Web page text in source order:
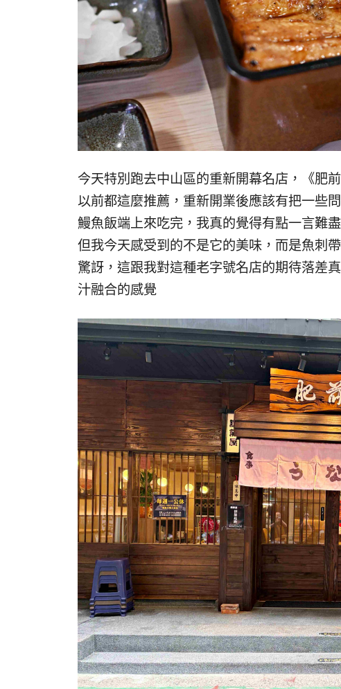
今天特別跑去中山區的重新開幕名店，《肥
以前都這麼推薦，重新開業後應該有把一些
鰻魚飯端上來吃完，我真的覺得有點一言難
但我今天感受到的不是它的美味，而是魚刺
驚訝，這跟我對這種老字號名店的期待落差
汁融合的感覺